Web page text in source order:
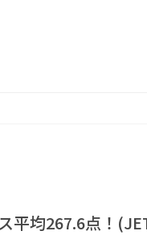
平均267.6点！